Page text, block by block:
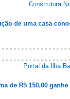
Construtora
de uma casa
Portal da Ilha
de R$ 150,00